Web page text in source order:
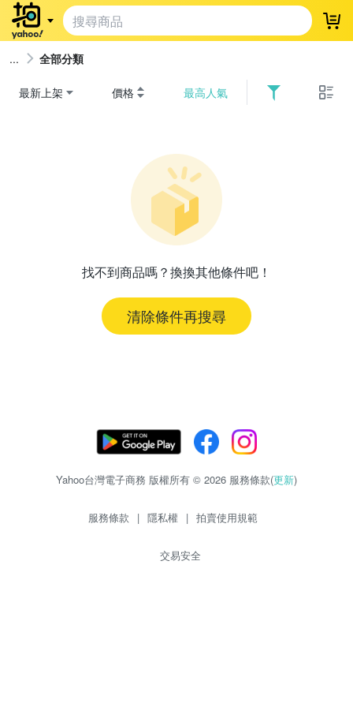
登
全部分類
最新上架 價格 最高人氣
找不到商品嗎？換換其他條件吧！
清除條件再搜尋
Yahoo台灣電子商務 版權所有 © 2026 服務條款(更新)
服務條款 | 隱私權 | 拍賣使用規範
交易安全